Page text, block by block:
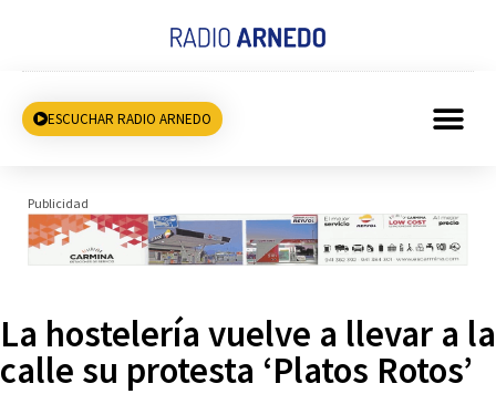
ESCUCHAR RADIO ARNEDO
Publicidad
La hostelería vuelve a llevar a la
calle su protesta ‘Platos Rotos’